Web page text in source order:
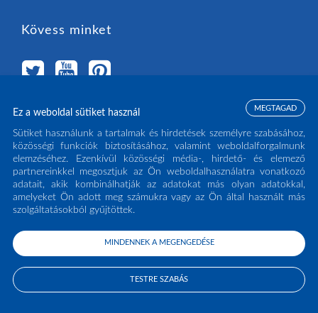
Ez a weboldal sütiket használ
Sütiket használunk a tartalmak és hirdetések személyre szabásához,
közösségi funkciók biztosításához, valamint weboldalforgalmunk
elemzéséhez. Ezenkívül közösségi média-, hirdető- és elemező
partnereinkkel megosztjuk az Ön weboldalhasználatra vonatkozó
adatait, akik kombinálhatják az adatokat más olyan adatokkal,
amelyeket Ön adott meg számukra vagy az Ön által használt más
szolgáltatásokból gyűjtöttek.
MEGTAGAD
TESTRE SZABÁS
MINDENNEK A MEGENGEDÉSE
Kövess minket
MAGYARORSZÁG
COPYRIGHT ECLISSE S.R.L. 2026 - ALL RIGHTS RESERVED - P.IVA: IT02141960266
PRIVACY POLICY
COOKIE POLICY